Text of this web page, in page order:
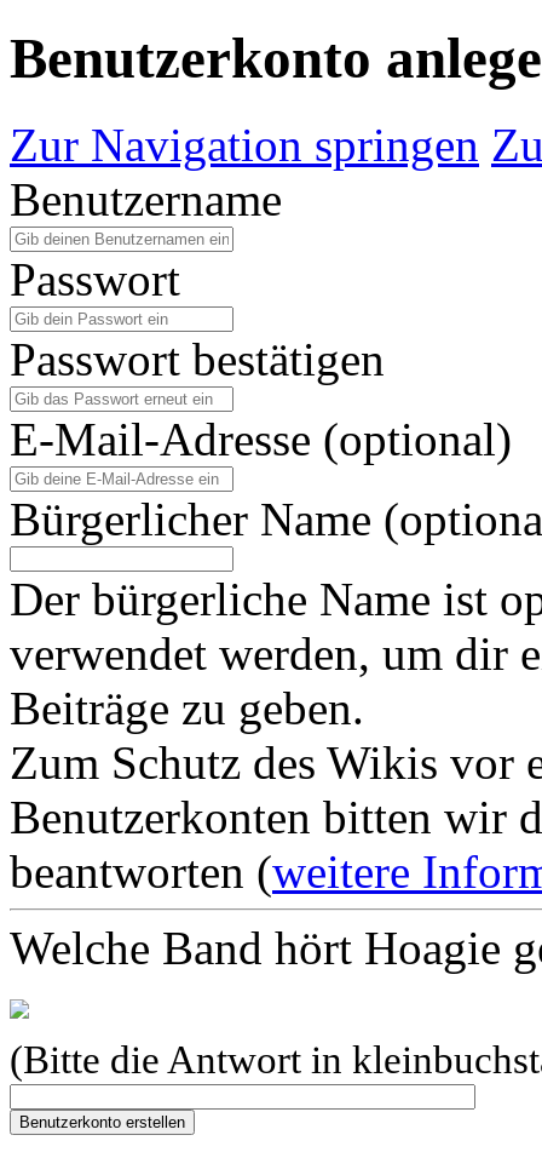
Benutzerkonto
Zur Navigation springen
Benutzername
Passwort
Passwort bestätigen
E-Mail-Adresse (optional)
Bürgerlicher Name
Der bürgerliche Name ist
verwendet werden, um dir
Beiträge zu geben.
Zum Schutz des Wikis vor
Benutzerkonten bitten wir
beantworten (weitere
Welche Band hört Hoagie
(Bitte die Antwort in
Benutzerkonto erstellen